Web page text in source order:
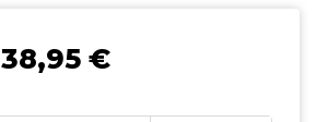
38,95 €